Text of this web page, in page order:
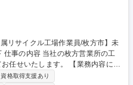
任せいたします。 【業務内容につ
プの選別や加工処理などの工場内
資格取得支援あり